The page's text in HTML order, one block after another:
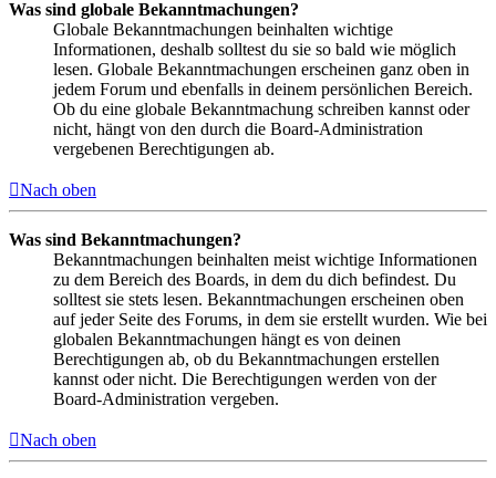
Was sind globale Bekanntmachungen?
Globale Bekanntmachungen beinhalten wichtige
Informationen, deshalb solltest du sie so bald wie möglich
lesen. Globale Bekanntmachungen erscheinen ganz oben in
jedem Forum und ebenfalls in deinem persönlichen Bereich.
Ob du eine globale Bekanntmachung schreiben kannst oder
nicht, hängt von den durch die Board-Administration
vergebenen Berechtigungen ab.
Nach oben
Was sind Bekanntmachungen?
Bekanntmachungen beinhalten meist wichtige Informationen
zu dem Bereich des Boards, in dem du dich befindest. Du
solltest sie stets lesen. Bekanntmachungen erscheinen oben
auf jeder Seite des Forums, in dem sie erstellt wurden. Wie bei
globalen Bekanntmachungen hängt es von deinen
Berechtigungen ab, ob du Bekanntmachungen erstellen
kannst oder nicht. Die Berechtigungen werden von der
Board-Administration vergeben.
Nach oben